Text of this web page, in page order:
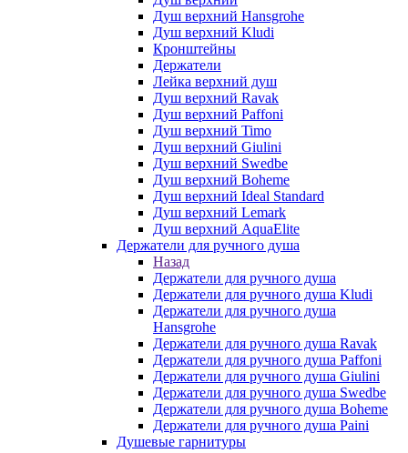
Душ верхний Hansgrohe
Душ верхний Kludi
Кронштейны
Держатели
Лейка верхний душ
Душ верхний Ravak
Душ верхний Paffoni
Душ верхний Timo
Душ верхний Giulini
Душ верхний Swedbe
Душ верхний Boheme
Душ верхний Ideal Standard
Душ верхний Lemark
Душ верхний AquaElite
Держатели для ручного душа
Назад
Держатели для ручного душа
Держатели для ручного душа Kludi
Держатели для ручного душа
Hansgrohe
Держатели для ручного душа Ravak
Держатели для ручного душа Paffoni
Держатели для ручного душа Giulini
Держатели для ручного душа Swedbe
Держатели для ручного душа Boheme
Держатели для ручного душа Paini
Душевые гарнитуры